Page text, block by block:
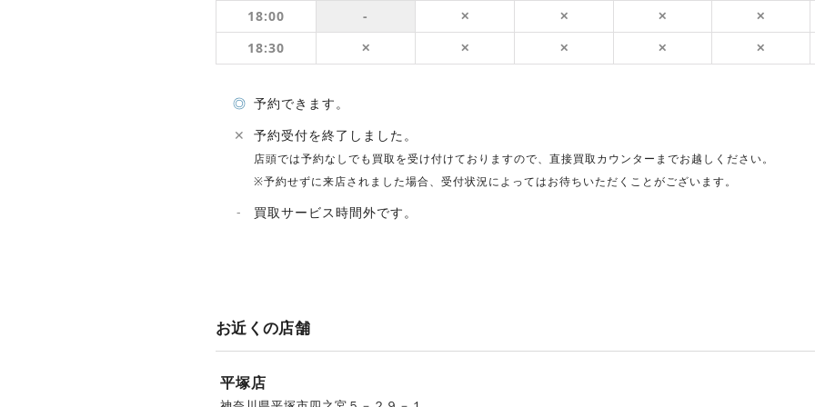
18:00
- ✕ ✕ ✕ ✕
18:30 ✕ ✕ ✕ ✕ ✕
◎ 予約できます。
✕
予約受付を終了しました。
店頭では予約なしでも買取を受け付けておりますので、直接買取カウンターまでお越しください。
※予約せずに来店されました場合、受付状況によってはお待ちいただくことがございます。
- 買取サービス時間外です。
お近くの店舗
平塚店